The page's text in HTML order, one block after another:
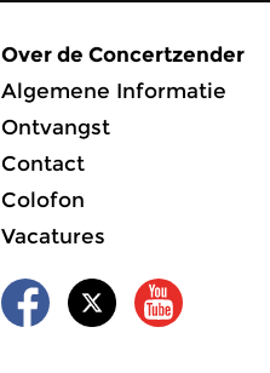
Over de Concertzender
Algemene Informatie
Ontvangst
Contact
Colofon
Vacatures